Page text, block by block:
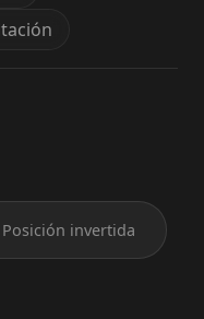
Posición invertida